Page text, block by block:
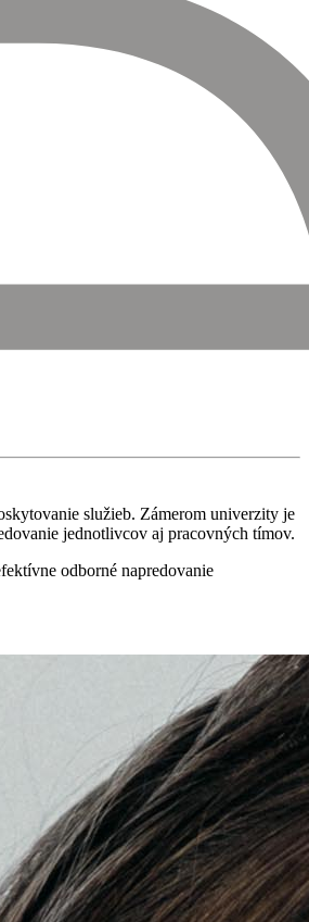
služieb. Zámerom univerzity je
jednotlivcov aj pracovných tímov.
odborné napredovanie